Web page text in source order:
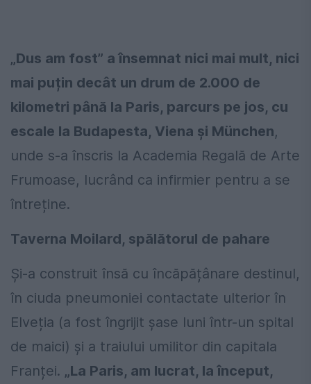
„Dus am fost” a însemnat nici mai mult, nici
mai puțin decât un drum de 2.000 de
kilometri până la Paris, parcurs pe jos, cu
escale la Budapesta, Viena și München,
unde s-a înscris la Academia Regală de Arte
Frumoase, lucrând ca infirmier pentru a se
întreține.
Taverna Moilard, spălătorul de pahare
Și-a construit însă cu încăpățânare destinul,
în ciuda pneumoniei contactate ulterior în
Elveția (a fost îngrijit șase luni într-un spital
de maici) și a traiului umilitor din capitala
Franței. „La Paris, am lucrat, la început,